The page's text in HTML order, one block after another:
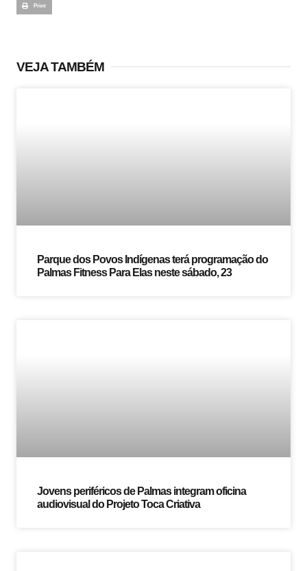
Print
VEJA TAMBÉM
Parque dos Povos Indígenas terá programação do
Palmas Fitness Para Elas neste sábado, 23
Jovens periféricos de Palmas integram oficina
audiovisual do Projeto Toca Criativa